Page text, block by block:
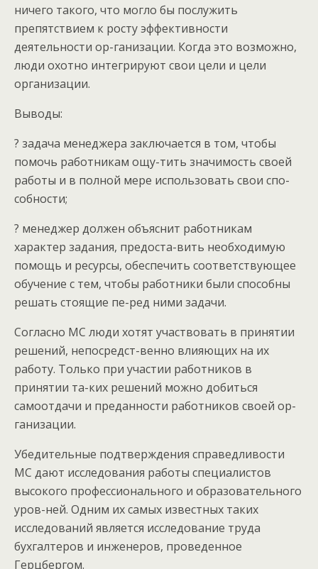
ничего такого, что могло бы послужить
препятствием к росту эффективности
деятельности ор-ганизации. Когда это возможно,
люди охотно интегрируют свои цели и цели
организации.
Выводы:
? задача менеджера заключается в том, чтобы
помочь работникам ощу-тить значимость своей
работы и в полной мере использовать свои спо-
собности;
? менеджер должен объяснит работникам
характер задания, предоста-вить необходимую
помощь и ресурсы, обеспечить соответствующее
обучение с тем, чтобы работники были способны
решать стоящие пе-ред ними задачи.
Согласно МС люди хотят участвовать в принятии
решений, непосредст-венно влияющих на их
работу. Только при участии работников в
принятии та-ких решений можно добиться
самоотдачи и преданности работников своей ор-
ганизации.
Убедительные подтверждения справедливости
МС дают исследования работы специалистов
высокого профессионального и образовательного
уров-ней. Одним их самых известных таких
исследований является исследование труда
бухгалтеров и инженеров, проведенное
Герцбергом.